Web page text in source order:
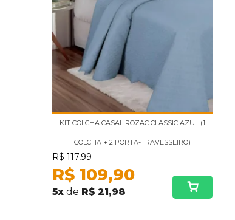
KIT COLCHA CASAL ROZAC CLASSIC AZUL (1
COLCHA + 2 PORTA-TRAVESSEIRO)
R$ 117,99
R$ 109,90
5x de R$ 21,98